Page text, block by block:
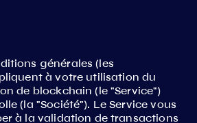
générales (les
à votre utilisation du
de blockchain (le "Service")
(la "Société"). Le Service vous
à la validation de transactions